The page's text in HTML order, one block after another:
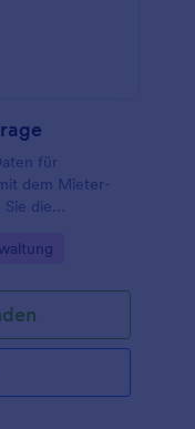
für
dem Mieter-
die